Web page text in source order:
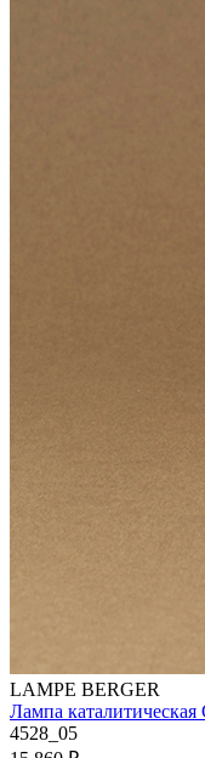
LAMPE BERGER
Лампа
4528_05